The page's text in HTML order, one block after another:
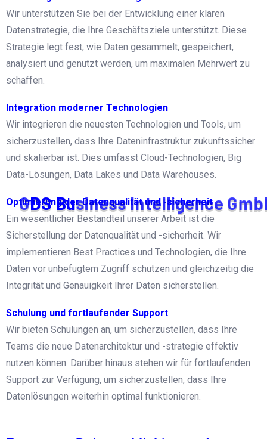
GDSBusinessIntelligence Gmb
Wir unterstützen Sie bei der Entwicklung einer klaren
Datenstrategie, die Ihre Geschäftsziele unterstützt. Diese
Strategie legt fest, wie Daten gesammelt, gespeichert,
analysiert und genutzt werden, um maximalen Mehrwert zu
schaffen.
Integration moderner Technologien
Wir integrieren die neuesten Technologien und Tools, um
sicherzustellen, dass Ihre Dateninfrastruktur zukunftssicher
und skalierbar ist. Dies umfasst Cloud-Technologien, Big
Data-Lösungen, Data Lakes und Data Warehouses.
Optimierung der Datenqualität und -sicherheit
Ein wesentlicher Bestandteil unserer Arbeit ist die
Sicherstellung der Datenqualität und -sicherheit. Wir
implementieren Best Practices und Technologien, die Ihre
Daten vor unbefugtem Zugriff schützen und gleichzeitig die
Integrität und Genauigkeit Ihrer Daten sicherstellen.
Schulung und fortlaufender Support
Wir bieten Schulungen an, um sicherzustellen, dass Ihre
Teams die neue Datenarchitektur und -strategie effektiv
nutzen können. Darüber hinaus stehen wir für fortlaufenden
Support zur Verfügung, um sicherzustellen, dass Ihre
Datenlösungen weiterhin optimal funktionieren.